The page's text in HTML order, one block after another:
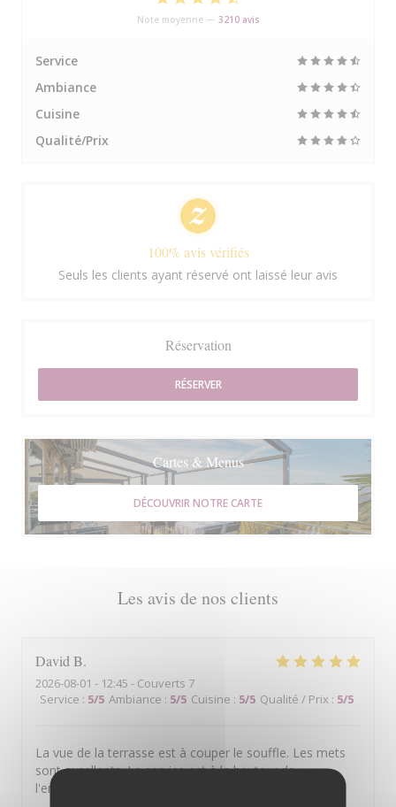
Les avis de nos clients
David B
2026-08-01 - 12:45 - Couverts 7
Service : 5/5 Ambiance : 5/5 Cuisine : 5/5 Qualité / Prix : 5/5
La vue de la terrasse est à couper le souffle. Les mets
sont excellents. Le service est à la hauteur de
l'ensemble.
Note moyenne — 3210 avis
Service
Ambiance
Cuisine
Qualité/Prix
100% avis vérifiés
Seuls les clients ayant réservé ont laissé leur avis
Réservation
RÉSERVER
Cartes & Menus
DÉCOUVRIR NOTRE CARTE